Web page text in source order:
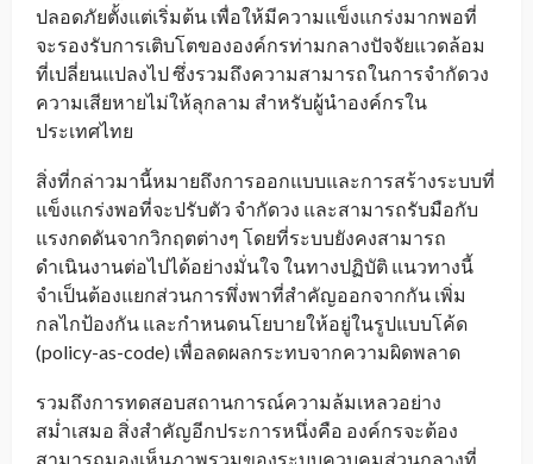
ปลอดภัยตั้งแต่เริ่มต้น เพื่อให้มีความแข็งแกร่งมากพอที่
จะรองรับการเติบโตขององค์กรท่ามกลางปัจจัยแวดล้อม
ที่เปลี่ยนแปลงไป ซึ่งรวมถึงความสามารถในการจำกัดวง
ความเสียหายไม่ให้ลุกลาม สำหรับผู้นำองค์กรใน
ประเทศไทย
สิ่งที่กล่าวมานี้หมายถึงการออกแบบและการสร้างระบบที่
แข็งแกร่งพอที่จะปรับตัว จำกัดวง และสามารถรับมือกับ
แรงกดดันจากวิกฤตต่างๆ โดยที่ระบบยังคงสามารถ
ดำเนินงานต่อไปได้อย่างมั่นใจ ในทางปฏิบัติ แนวทางนี้
จำเป็นต้องแยกส่วนการพึ่งพาที่สำคัญออกจากกัน เพิ่ม
กลไกป้องกัน และกำหนดนโยบายให้อยู่ในรูปแบบโค้ด
(policy-as-code) เพื่อลดผลกระทบจากความผิดพลาด
รวมถึงการทดสอบสถานการณ์ความล้มเหลวอย่าง
สม่ำเสมอ สิ่งสำคัญอีกประการหนึ่งคือ องค์กรจะต้อง
สามารถมองเห็นภาพรวมของระบบควบคุมส่วนกลางที่